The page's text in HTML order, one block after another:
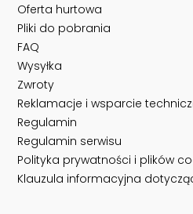
Oferta hurtowa
Pliki do pobrania
FAQ
Wysyłka
Zwroty
Reklamacje i wsparcie
Regulamin
Regulamin serwisu
Polityka prywatności i plików
Klauzula informacyjna